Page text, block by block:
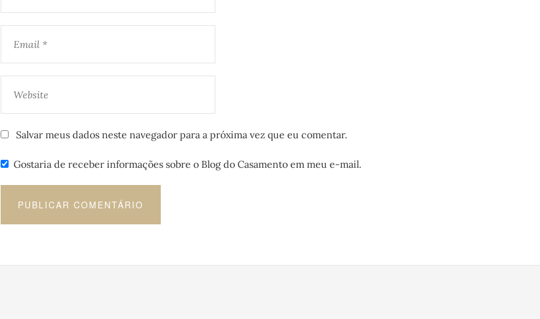
Salvar meus dados neste navegador para a próxima vez que eu comentar.
Gostaria de receber informações sobre o Blog do Casamento em meu e-mail.